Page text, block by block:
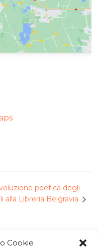
Cookie
poetica degli
alla Libreria Belgravia